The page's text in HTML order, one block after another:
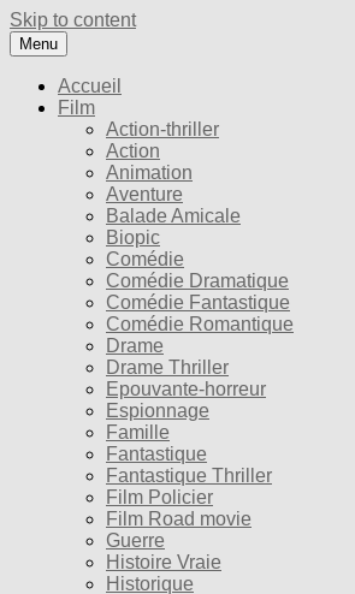
Skip to content
Menu
Accueil
Film
Action-thriller
Action
Animation
Aventure
Balade Amicale
Biopic
Comédie
Comédie Dramatique
Comédie Fantastique
Comédie Romantique
Drame
Drame Thriller
Epouvante-horreur
Espionnage
Famille
Fantastique
Fantastique Thriller
Film Policier
Film Road movie
Guerre
Histoire Vraie
Historique